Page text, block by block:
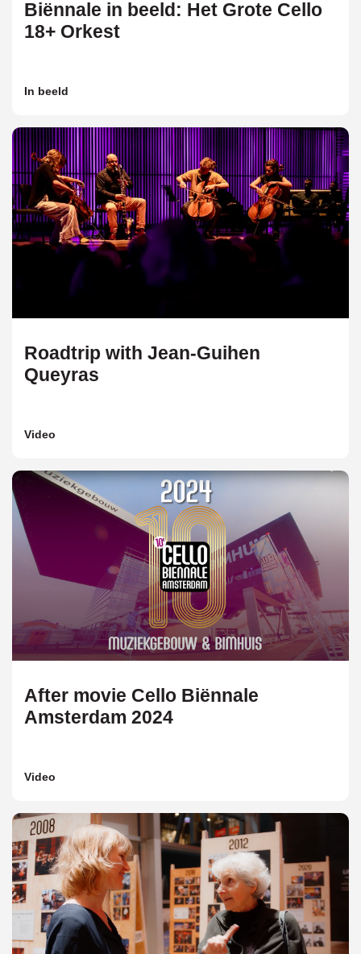
Biënnale in beeld: Het Grote Cello
18+ Orkest
In beeld
Roadtrip with Jean-Guihen
Queyras
Video
After movie Cello Biënnale
Amsterdam 2024
Video